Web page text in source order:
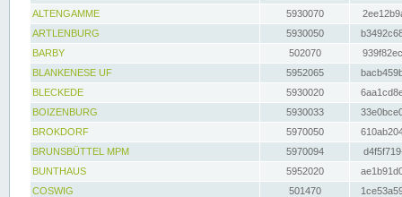
ALTENGAMME
5930070
ARTLENBURG
5930050
BARBY
502070
BLANKENESE UF
5952065
BLECKEDE
5930020
BOIZENBURG
5930033
BROKDORF
5970050
BRUNSBÜTTEL MPM
5970094
BUNTHAUS
5952020
COSWIG
501470